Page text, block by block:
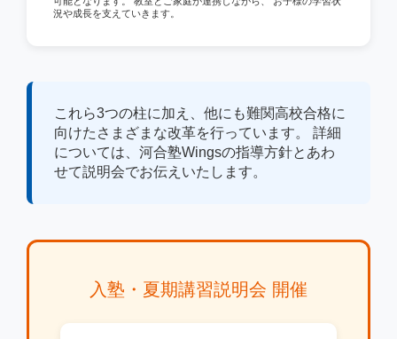
況や成長を支えていきます。
これら3つの柱に加え、他にも難関高校合格に
向けたさまざまな改革を行っています。 詳細
については、河合塾Wingsの指導方針とあわ
せて説明会でお伝えいたします。
入塾・夏期講習説明会 開催